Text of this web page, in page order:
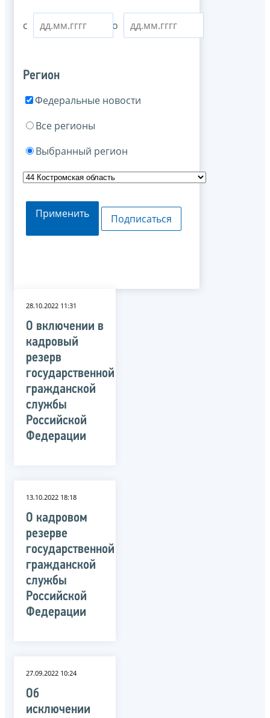
с по
Регион
Федеральные новости
Все регионы
Выбранный регион
Применить Подписаться
28.10.2022 11:31
О включении в
кадровый
резерв
государственной
гражданской
службы
Российской
Федерации
13.10.2022 18:18
О кадровом
резерве
государственной
гражданской
службы
Российской
Федерации
27.09.2022 10:24
Об
исключении